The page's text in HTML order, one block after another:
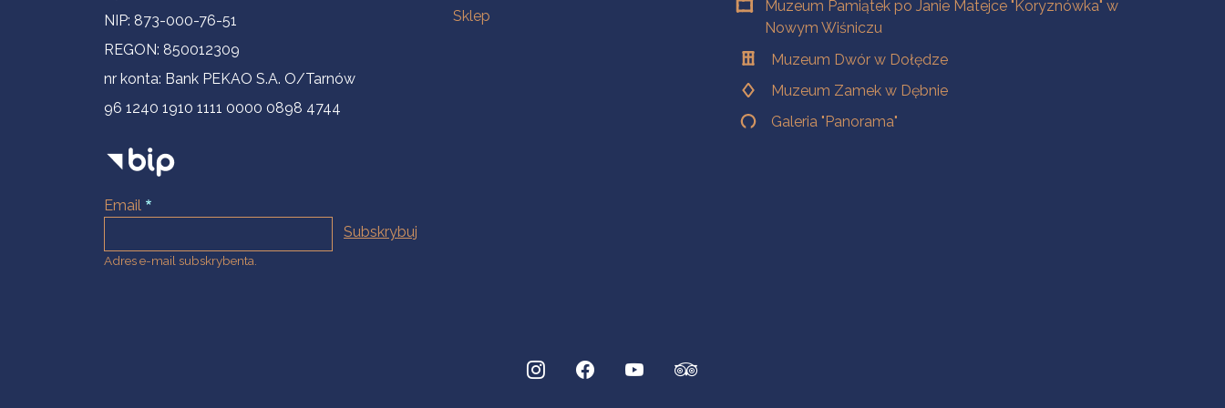
NIP: 873-000-76-51
REGON: 850012309
nr konta: Bank PEKAO S.A. O/Tarnów
96 1240 1910 1111 0000 0898 4744
Email
Adres e-mail subskrybenta.
Sklep
Muzeum Pamiątek po Janie Matejce "Koryznówka" w
Nowym Wiśniczu
Muzeum Dwór w Dołędze
Muzeum Zamek w Dębnie
Galeria "Panorama"